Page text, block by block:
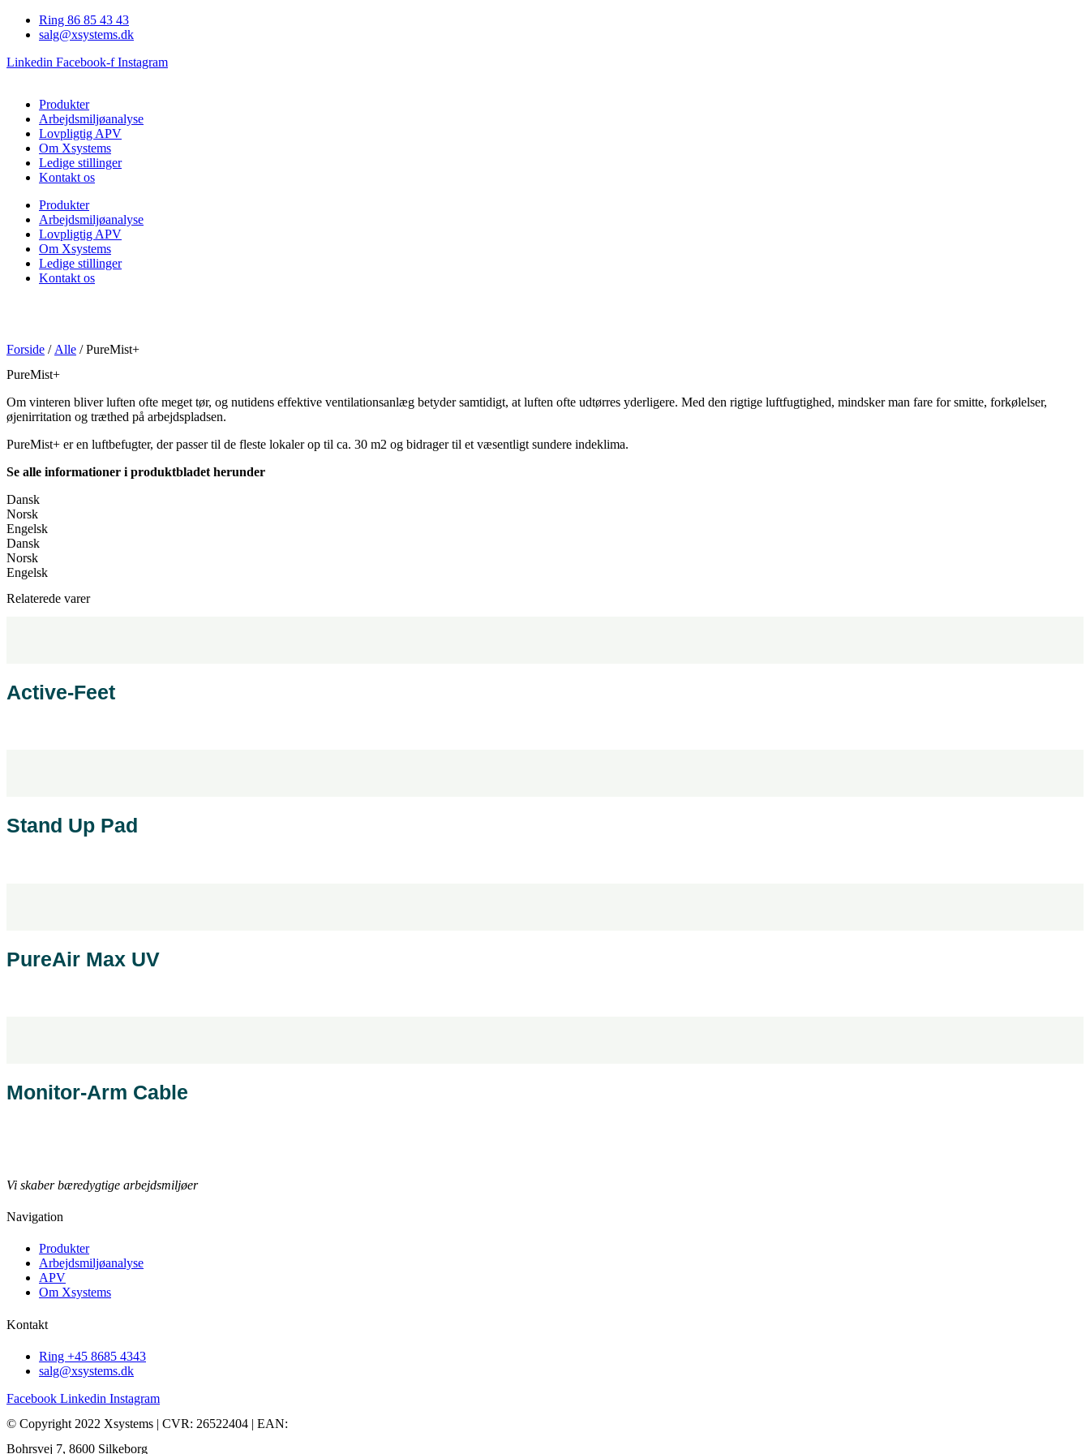
VidereRing 86 85 43 43
salg@xsystems.dk
Linkedin Facebook-f Instagram
Produkter
Arbejdsmiljøanalyse
Lovpligtig APV
Om Xsystems
Ledige stillinger
Kontakt os
Produkter
Arbejdsmiljøanalyse
Lovpligtig APV
Om Xsystems
Ledige stillinger
Kontakt os
Forside / Alle / PureMist+
PureMist+
Om vinteren bliver luften ofte meget tør, og nutidens effektive ventilationsanlæg betyder samtidigt, at luften ofte udtørres yderligere. Med den rigtige luftfugtighed, mindsker man fare for smitte, forkølelser,
øjenirritation og træthed på arbejdspladsen.
PureMist+ er en luftbefugter, der passer til de fleste lokaler op til ca. 30 m2 og bidrager til et væsentligt sundere indeklima.
Se alle informationer i produktbladet herunder
Dansk
Norsk
Engelsk
Dansk
Norsk
Engelsk
Relaterede varer
Active-Feet
Stand Up Pad
PureAir Max UV
Monitor-Arm Cable
Vi skaber bæredygtige arbejdsmiljøer
Navigation
Produkter
Arbejdsmiljøanalyse
APV
Om Xsystems
Kontakt
Ring +45 8685 4343
salg@xsystems.dk
Facebook Linkedin Instagram
© Copyright 2022 Xsystems | CVR: 26522404 | EAN:
Bohrsvej 7, 8600 Silkeborg